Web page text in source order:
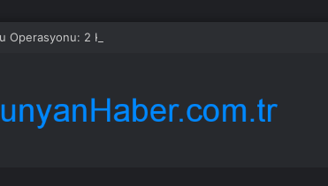
Operasyonu: 2 Kilo Ele Geçirildi